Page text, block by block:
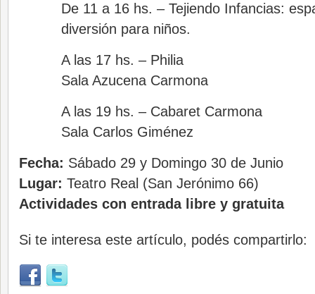
De 11 a 16 hs. – Tejiendo Infancias:
diversión para niños.
A las 17 hs. – Philia
Sala Azucena Carmona
A las 19 hs. – Cabaret Carmona
Sala Carlos Giménez
Fecha: Sábado 29 y Domingo 30 de Junio
Lugar: Teatro Real (San Jerónimo 66)
Actividades con entrada libre y gratuita
Si te interesa este artículo, podés compartirlo: